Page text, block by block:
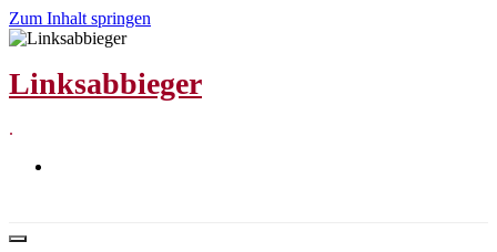
Zum Inhalt springen
Linksabbieger
.